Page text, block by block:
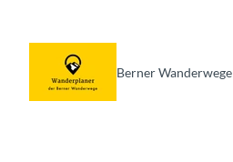
Berner Wanderwege